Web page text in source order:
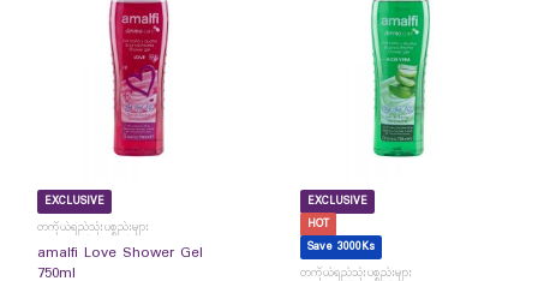
EXCLUSIVE
တကိုယ်ရည်သုံးပစ္စည်းများ
amalfi Love Shower Gel
750ml
EXCLUSIVE
HOT
Save 3000Ks
တကိုယ်ရည်သုံးပစ္စည်းများ